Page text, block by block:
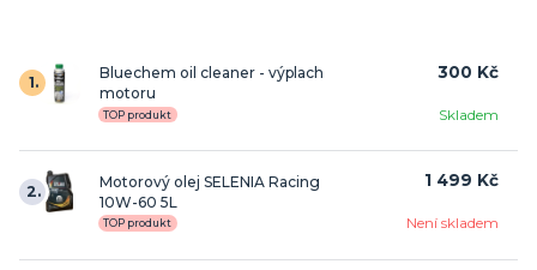
1.
Bluechem oil cleaner - výplach
motoru
Skladem
TOP produkt
300 Kč
2.
Motorový olej SELENIA Racing
10W-60 5L
Není skladem
TOP produkt
1 499 Kč